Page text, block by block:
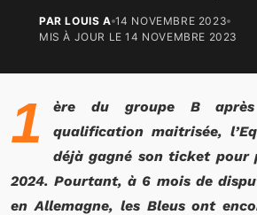
PAR LOUIS A 14 NOVEMBRE 2023
MIS À JOUR LE14 NOVEMBRE 2023
1
ère du groupe B
qualification maitrisée,
déjà gagné son ticket pour
2024. Pourtant, à 6 mois de
en Allemagne, les Bleus ont